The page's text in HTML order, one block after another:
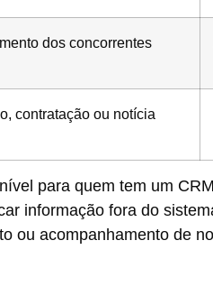
dos concorrentes
contratação ou notícia
para quem tem um
informação fora do
ou acompanhamento de